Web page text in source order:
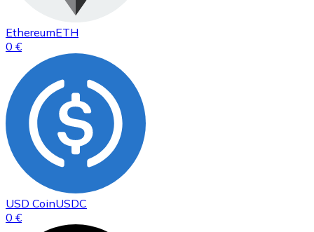
EthereumETH
0 €
USD CoinUSDC
0 €